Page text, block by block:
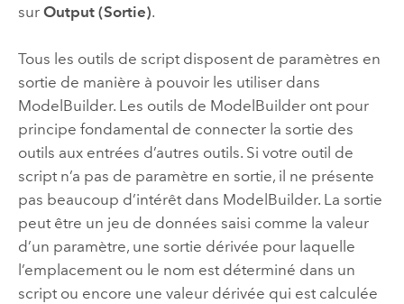
sur Output (Sortie).
Tous les outils de script disposent de paramètres en
sortie de manière à pouvoir les utiliser dans
ModelBuilder. Les outils de ModelBuilderont pour
principe fondamental de connecter la sortie des
outils aux entrées d’autres outils. Si votre outil de
script n’a pas de paramètre en sortie, il ne présente
pas beaucoup d’intérêt dans ModelBuilder. La sortie
peut être un jeu de données saisi comme la valeur
d’un paramètre, une sortie dérivée pour laquelle
l’emplacement ou le nom est déterminé dans un
script ou encore une valeur dérivée qui est calculée